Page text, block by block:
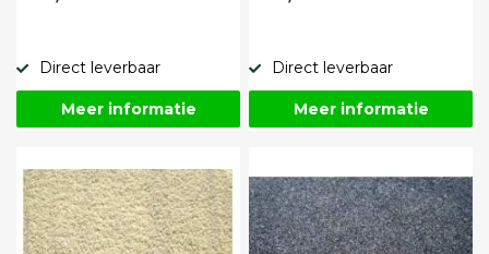
Direct leverbaar
Meer informatie
Direct leverbaar
Meer informatie